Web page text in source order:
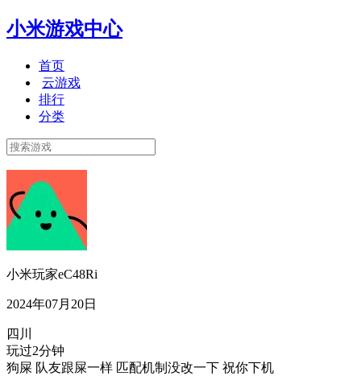
小米游戏中心
首页
云游戏
排行
分类
小米玩家eC48Ri
2024年07月20日
四川
玩过2分钟
狗屎 队友跟屎一样 匹配机制没改一下 祝你下机